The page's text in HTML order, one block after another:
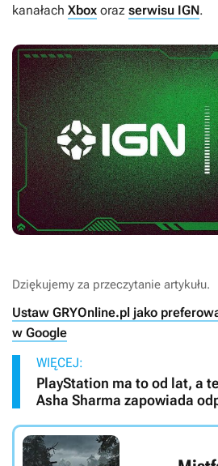
kanałach Xbox oraz serwisu IGN.
Dziękujemy za przeczytanie artykułu.
Ustaw GRYOnline.pl jako
w Google
WIĘCEJ:
PlayStation ma to od lat, a
Asha Sharma zapowiada